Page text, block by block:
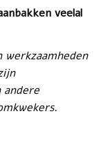
veelal
andere